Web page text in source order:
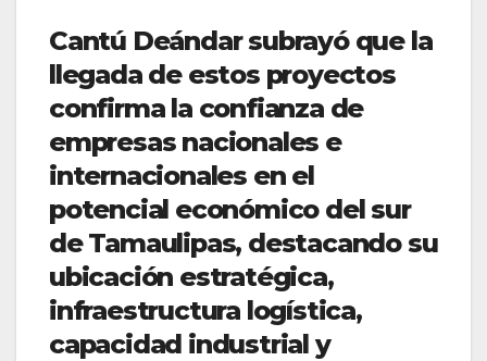
Cantú Deándar subrayó que la
llegada de estos proyectos
confirma la confianza de
empresas nacionales e
internacionales en el
potencial económico del sur
de Tamaulipas, destacando su
ubicación estratégica,
infraestructura logística,
capacidad industrial y